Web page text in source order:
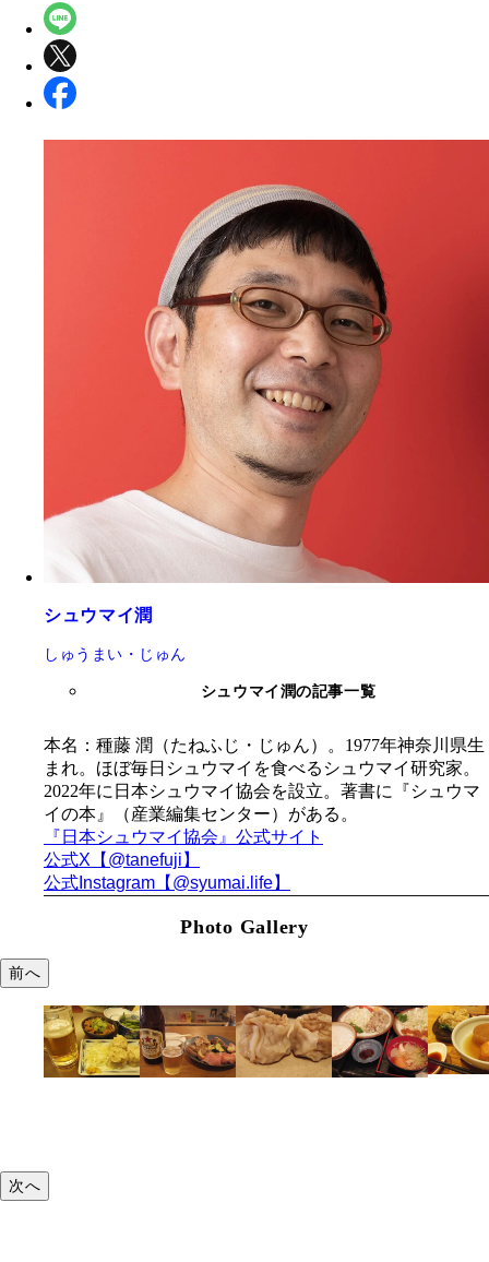
シュウマイ潤
しゅうまい・じゅん
シュウマイ潤の記事一覧
本名：種藤 潤（たねふじ・じゅん）。 1977年神奈川県生
まれ。 ほぼ毎日シュウマイを食べるシュウマイ研究家。
2022年に日本シュウマイ協会を設立。 著書に『シュウマ
イの本』（産業編集センター） がある。
『日本シュウマイ協会』 公式サイト
公式X【@tanefuji】
公式Instagram【@syumai.life】
Photo Gallery
前へ
次へ